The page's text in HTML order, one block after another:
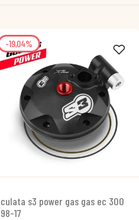
-19,04%
culata s3 power gas gas ec 300
98-17